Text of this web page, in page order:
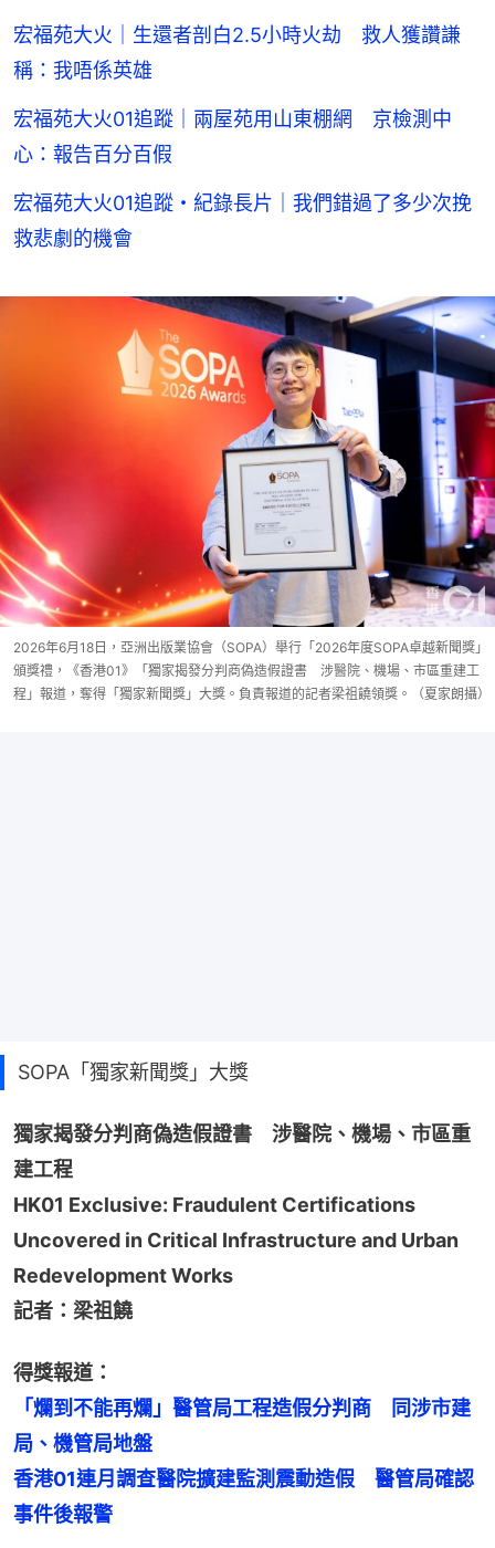
宏福苑大火｜生還者剖白2.5小時火劫 救人獲讚謙
稱：我唔係英雄
宏福苑大火01追蹤｜兩屋苑用山東棚網 京檢測中
心：報告百分百假
宏福苑大火01追蹤・紀錄長片｜我們錯過了多少次挽
救悲劇的機會
2026年6月18日，亞洲出版業協會（SOPA）舉行「2026年度SOPA卓越新聞獎」
頒獎禮，《香港01》「獨家揭發分判商偽造假證書 涉醫院、機場、市區重建工
程」報道，奪得「獨家新聞獎」大獎。負責報道的記者梁祖饒領獎。（夏家朗攝）
SOPA「獨家新聞獎」大獎
獨家揭發分判商偽造假證書　涉醫院、機場、市區重
建工程
HK01 Exclusive: Fraudulent Certifications
Uncovered in Critical Infrastructure and Urban
Redevelopment Works
記者：梁祖饒
得獎報道：
「爛到不能再爛」醫管局工程造假分判商　同涉市建
香港01連月調查醫院擴建監測震動造假　醫管局確認
事件後報警